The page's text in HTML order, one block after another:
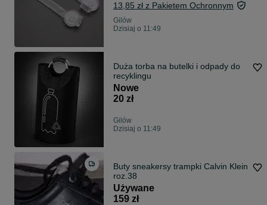
13,85 zł z Pakietem Ochronnym
Gilów
Dzisiaj o 11:49
Duża torba na butelki i odpady do
recyklingu
Nowe
20 zł
Gilów
Dzisiaj o 11:49
Buty sneakersy trampki Calvin Klein
roz.38
Używane
159 zł